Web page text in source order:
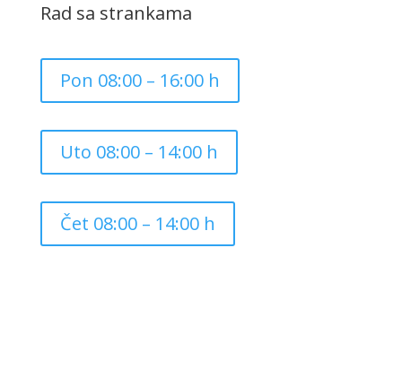
Rad sa strankama
Pon 08:00 – 16:00 h
Uto 08:00 – 14:00 h
Čet 08:00 – 14:00 h